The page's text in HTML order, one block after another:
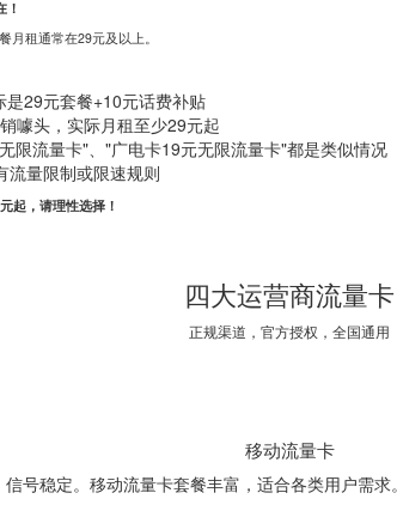
租通常在29元及以上。
29元套餐+10元话费补贴
噱头，实际月租至少29元起
限流量卡"、"广电卡19元无限流量卡"都是类似情况
流量限制或限速规则
起，请理性选择！
四大运营商流量卡
正规渠道，官方授权，全国通用
移动流量卡
号稳定。移动流量卡套餐丰富，适合各类用户需求。